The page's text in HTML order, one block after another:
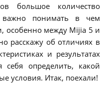
большое количество
важно понимать в чем
особенно между Mijia 5 и
расскажу об отличиях в
и результатах
определить, какой
условия. Итак, поехали!